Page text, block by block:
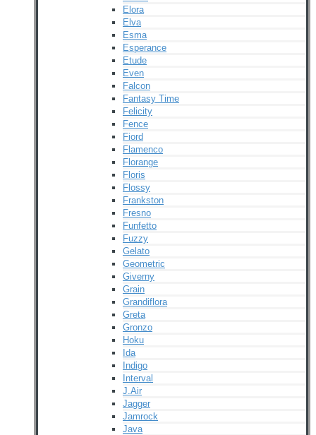
Elora
Elva
Esma
Esperance
Etude
Even
Falcon
Fantasy Time
Felicity
Fence
Fiord
Flamenco
Florange
Floris
Flossy
Frankston
Fresno
Funfetto
Fuzzy
Gelato
Geometric
Giverny
Grain
Grandiflora
Greta
Gronzo
Hoku
Ida
Indigo
Interval
J.Air
Jagger
Jamrock
Java